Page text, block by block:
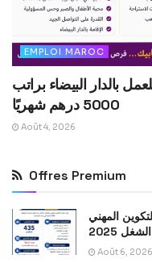
EMPLOI MAROC
بالدار البيضاء براتب
5000 درهم شهريًا
Août 4, 2026
Offres Premium
التكوين المهني
2025
Août 6, 2026